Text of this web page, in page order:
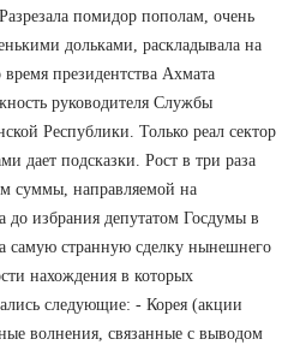
помидор пополам, очень
дольками, раскладывала на
президентства Ахмата
руководителя Службы
Республики. Только реал сектор
дает подсказки. Рост в три раза
суммы, направляемой на
избрания депутатом Госдумы в
самую странную сделку нынешнего
нахождения в которых
следующие: - Корея (акции
волнения, связанные с выводом